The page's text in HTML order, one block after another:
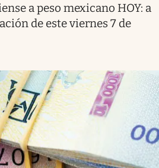
a peso mexicano HOY: a
de este viernes 7 de